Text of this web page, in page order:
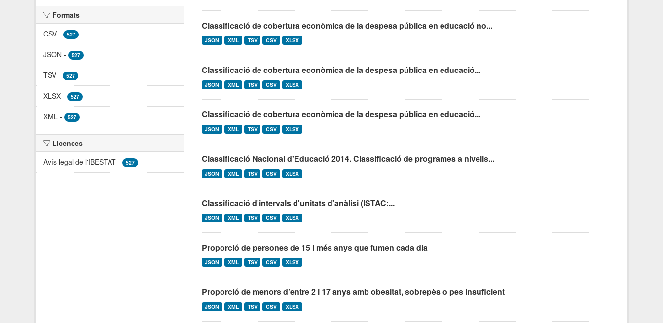
Formats
CSV - 527
JSON - 527
TSV - 527
XLSX - 527
XML - 527
Licences
Avís legal de l'IBESTAT - 527
Classificació de cobertura econòmica de la despesa pública en educació no...
JSON XML TSV CSV XLSX
Classificació de cobertura econòmica de la despesa pública en educació...
JSON XML TSV CSV XLSX
Classificació de cobertura econòmica de la despesa pública en educació...
JSON XML TSV CSV XLSX
Classificació Nacional d'Educació 2014. Classificació de programes a nivells...
JSON XML TSV CSV XLSX
Classificació d'intervals d'unitats d'anàlisi (ISTAC:...
JSON XML TSV CSV XLSX
Proporció de persones de 15 i més anys que fumen cada dia
JSON XML TSV CSV XLSX
Proporció de menors d’entre 2 i 17 anys amb obesitat, sobrepès o pes insuficient
JSON XML TSV CSV XLSX